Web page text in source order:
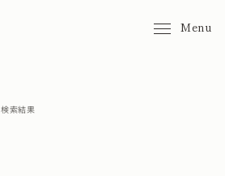
Menu
検索結果